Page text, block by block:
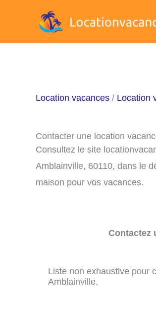
Location vacances / Location
Contacter une location
Consultez le site
Amblainville, 60110, dans le
maison pour vos vacances.
Contactez
Liste non exhaustive pour
Amblainville.